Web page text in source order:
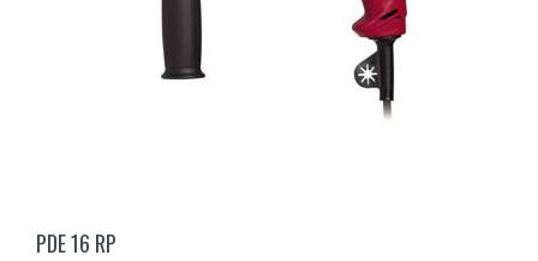
PDE 16 RP